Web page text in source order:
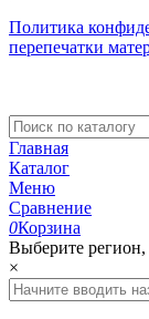
Политика
перепечатки
Главная
Каталог
Меню
Сравнение
0Корзина
Выберите регион,
×